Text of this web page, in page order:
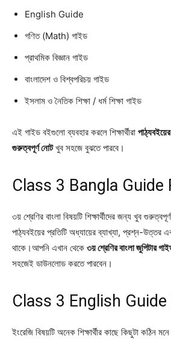
English Guide
গণিত (Math) গাইড
প্রাথমিক বিজ্ঞান গাইড
বাংলাদেশ ও বিশ্বপরিচয় গাইড
ইসলাম ও নৈতিক শিক্ষা / ধর্ম শিক্ষা গাইড
এই গাইড বইগুলো ব্যবহার করলে শিক্ষার্থীরা
গুরুত্বপূর্ণ নোটখুব সহজে বুঝতে পারবে।
Class 3 Bangla Guide
৩য় শ্রেণির বাংলা বিষয়টি শিক্ষার্থীদের জন্য খুব
পাঠ্যবইয়ের প্রতিটি অধ্যায়ের ব্যাখ্যা, প্রশ্ন-উত্তর
থাকে।আপনি এখান থেকে ৩য় শ্রেণির বাংলা জুপিটার
সহজেই ডাউনলোড করতে পারবেন।
Class 3 English Guide
ইংরেজি বিষয়টি অনেক শিক্ষার্থীর কাছে কিছুটা কঠিন